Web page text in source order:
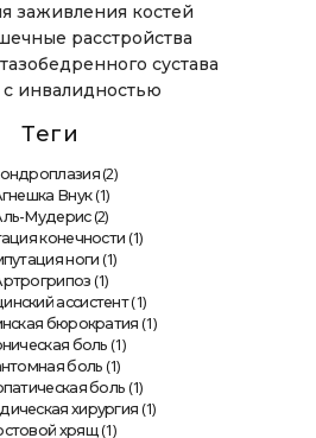
заживления костей
расстройства
сустава
инвалидностью
Теги
(2)
Внук(1)
Мудерис(2)
конечности (1)
ноги (1)
(1)
ассистент(1)
бюрократия (1)
боль (1)
боль (1)
боль (1)
хирургия (1)
хрящ(1)